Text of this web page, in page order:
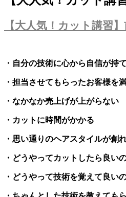
【大人気！カット講習
・自分の技術に心から自信が持
・担当させてもらったお客様を
・なかなか売上げが上がらない
・カットに時間がかかる
・思い通りのヘアスタイルが創
・どうやってカットしたら良い
・どうやって技術を覚えて良い